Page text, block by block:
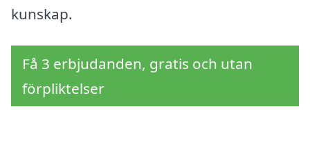
kunskap.
Få 3 erbjudanden, gratis och utan
förpliktelser